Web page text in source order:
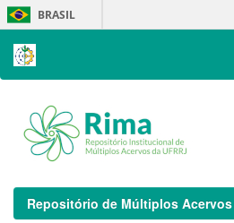
Skip
navigation
BRASIL
Repositório de Múltiplos Acervos